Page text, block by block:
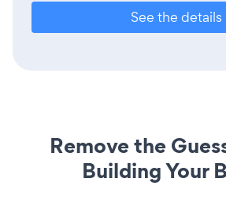
See the details
Remove the
Building Your